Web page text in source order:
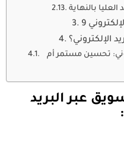
الإلكتروني؟
تحسين مستمر أم
عبر البريد